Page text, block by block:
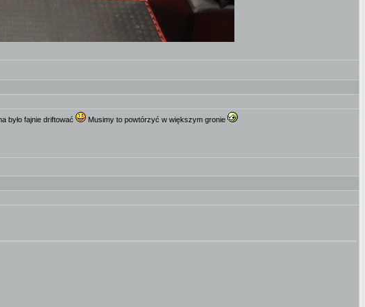
było fajnie driftować Musimy to powtórzyć w większym gronie